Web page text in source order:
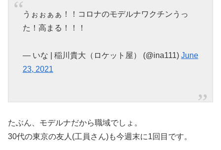
うぉぉぁぁ！！コロナのモデルナワクチンうっ
た！高まる！！！
— いな | 稲川貴大（ロケット屋） (@ina111) June
23, 2021
たぶん、モデルナだから職域でしょ。
30代の東京の友人(工員さん)も今週末に1回目です。